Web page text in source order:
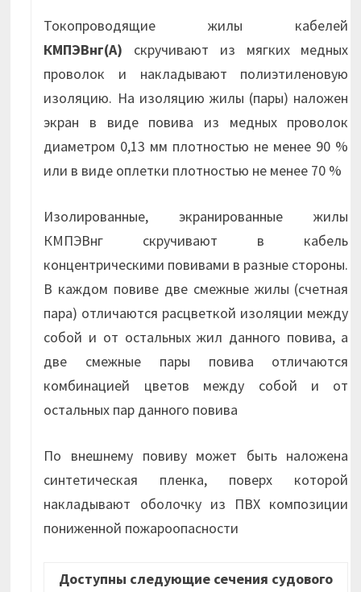
Токопроводящие жилы кабелей
КМПЭВнг(А) скручивают из мягких медных
проволок и накладывают полиэтиленовую
изоляцию. На изоляцию жилы (пары) наложен
экран в виде повива из медных проволок
диаметром 0,13 мм плотностью не менее 90 %
или в виде оплетки плотностью не менее 70 %
Изолированные, экранированные жилы
КМПЭВнг скручивают в кабель
концентрическими повивами в разные стороны.
В каждом повиве две смежные жилы (счетная
пара) отличаются расцветкой изоляции между
собой и от остальных жил данного повива, а
две смежные пары повива отличаются
комбинацией цветов между собой и от
остальных пар данного повива
По внешнему повиву может быть наложена
синтетическая пленка, поверх которой
накладывают оболочку из ПВХ композиции
пониженной пожароопасности
Доступны следующие сечения судового